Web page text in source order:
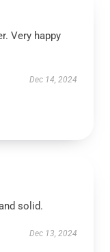
Very happy
Dec 14, 2024
solid.
Dec 13, 2024